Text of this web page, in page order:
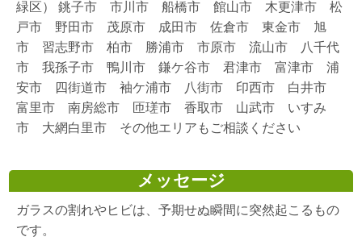
緑区） 銚子市 市川市 船橋市 館山市 木更津市 松
戸市 野田市 茂原市 成田市 佐倉市 東金市 旭
市 習志野市 柏市 勝浦市 市原市 流山市 八千代
市 我孫子市 鴨川市 鎌ケ谷市 君津市 富津市 浦
安市 四街道市 袖ケ浦市 八街市 印西市 白井市
富里市 南房総市 匝瑳市 香取市 山武市 いすみ
市 大網白里市 その他エリアもご相談ください
メッセージ
ガラスの割れやヒビは、予期せぬ瞬間に突然起こるもの
です。